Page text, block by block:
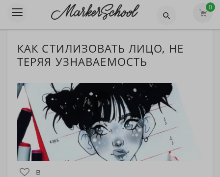
0
КАК СТИЛИЗОВАТЬ ЛИЦО, НЕ
ТЕРЯЯ УЗНАВАЕМОСТЬ
В